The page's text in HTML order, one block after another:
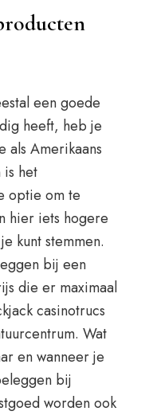
een goede
heeft, heb je
als Amerikaans
het
optie om te
hier iets hogere
kunt stemmen.
bij een
die er maximaal
casinotrucs
Wat
en wanneer je
bij
worden ook